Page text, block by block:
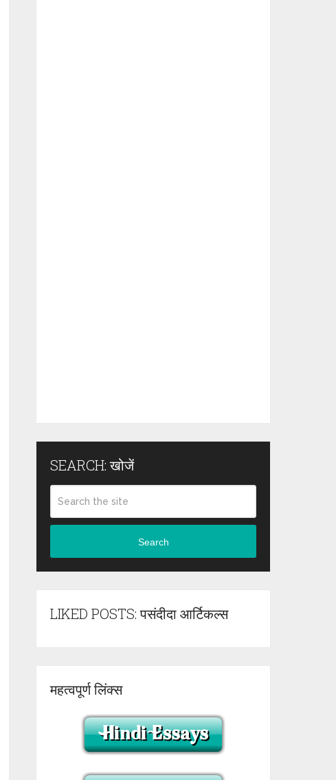
SEARCH: खोजें
Search
LIKED POSTS: पसंदीदा आर्टिकल्स
महत्वपूर्ण लिंक्स